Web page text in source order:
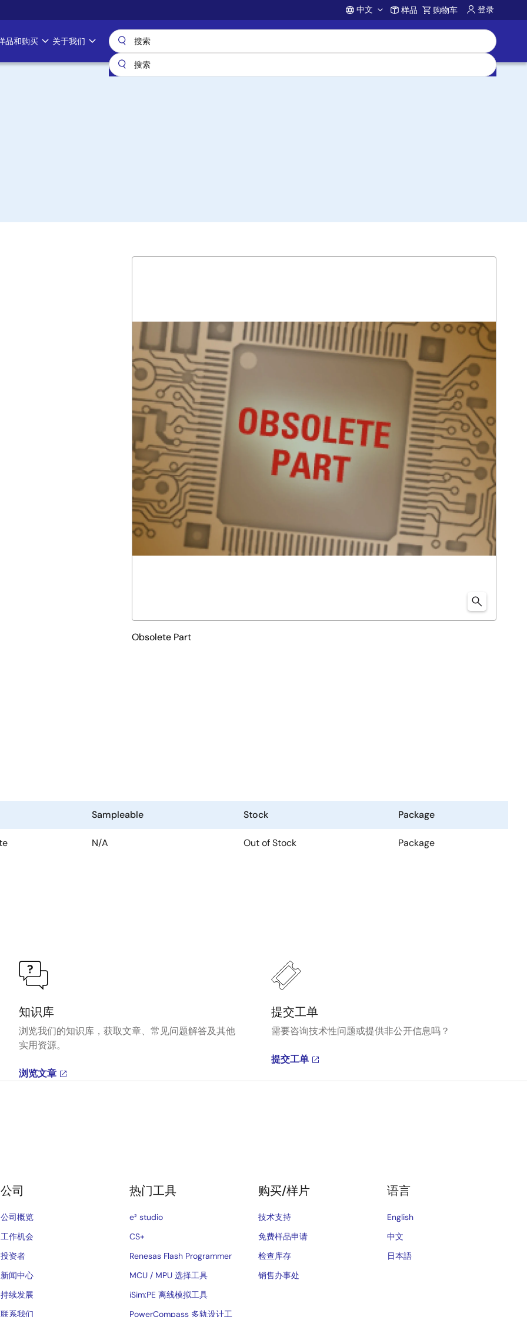
Account
中文 样品 购物车 登录
品和购买 关于我们
Obsolete Part
Sampleable Stock Package
N/A Out of Stock Package
知识库
浏览我们的知识库，获取文章、常见问题解答及其他
实用资源。
浏览文章
提交工单
需要咨询技术性问题或提供非公开信息吗？
提交工单
公司
公司概览
工作机会
投资者
新闻中心
持续发展
联系我们
热门工具
e² studio
CS+
Renesas Flash Programmer
MCU / MPU 选择工具
iSim:PE 离线模拟工具
PowerCompass 多轨设计工
购买/样片
技术支持
免费样品申请
检查库存
销售办事处
语言
English
中文
日本語